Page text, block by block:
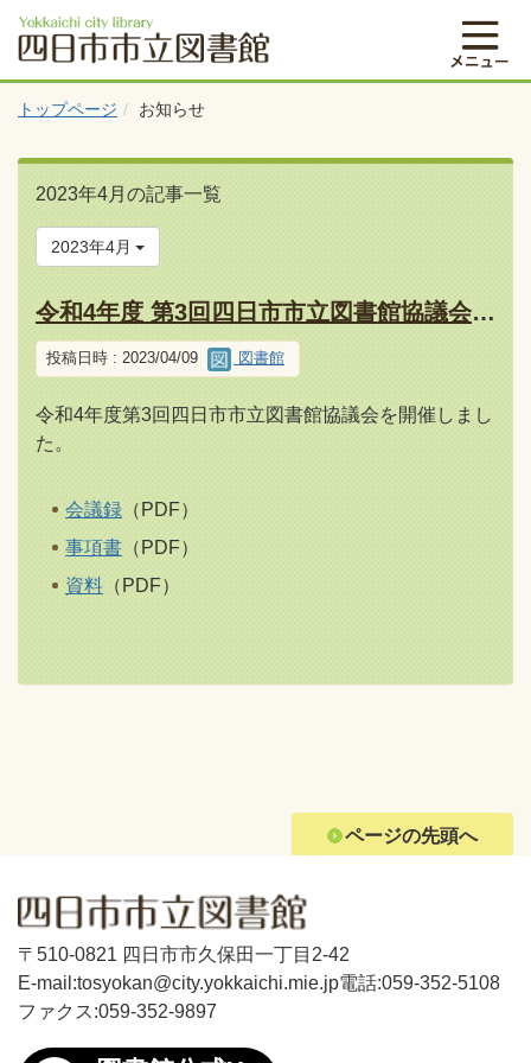
トップページ お知らせ
2023年4月の記事一覧
2023年4月
令和4年度 第3回四日市市立図書館協議会について（報告）
投稿日時 : 2023/04/09 図書館
令和4年度第3回四日市市立図書館協議会を開催しまし
た。
会議録 （PDF）
事項書 （PDF）
資料 （PDF）
ページの先頭へ
〒510-0821 四日市市久保田一丁目2-42
E-mail:tosyokan@city.yokkaichi.mie.jp電話:059-352-5108
ファクス:059-352-9897